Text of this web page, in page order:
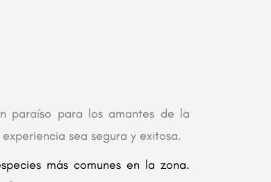
paraíso para los amantes de la
sea segura y exitosa.
más comunes en la zona.